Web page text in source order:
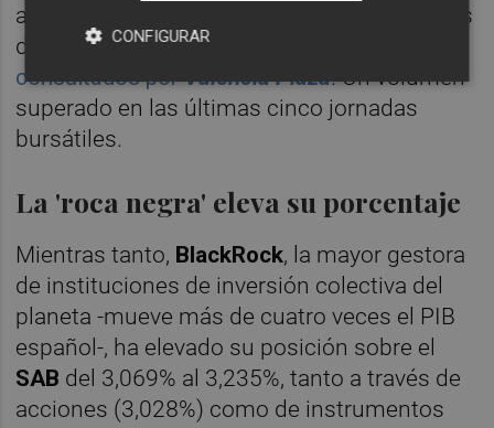
anual se ha elevado hasta los 41,35 millones
de acciones,según datos de Infobolsa
consultados porValencia Plaza. Un volumen
superado en las últimas cinco jornadas
bursátiles.
La 'roca negra' eleva su porcentaje
Mientras tanto, BlackRock, la mayor gestora
de instituciones de inversión colectiva del
planeta -mueve más de cuatro veces el PIB
español-, ha elevado su posición sobre el
SAB del 3,069% al 3,235%, tanto a través de
acciones (3,028%) como de instrumentos
CONFIGURAR